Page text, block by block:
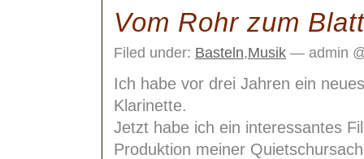
Vom Rohr zum Blatt
Filed under: Basteln,Musik — admin
Ich habe vor drei Jahren ein
Klarinette.
Jetzt habe ich ein interessantes
Produktion meiner